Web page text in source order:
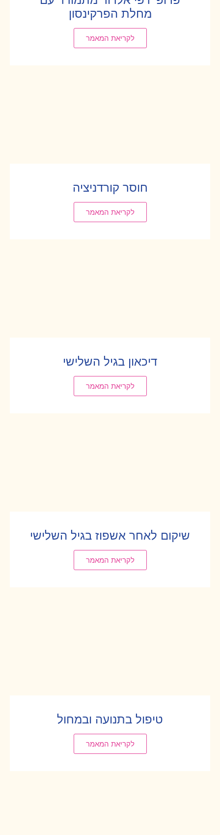
מחלת הפרקינסון
לקריאת המאמר
חוסר קורדניציה
לקריאת המאמר
דיכאון בגיל השלישי
לקריאת המאמר
שיקום לאחר אשפוז בגיל השלישי
לקריאת המאמר
טיפול בתנועה ובמחול
לקריאת המאמר